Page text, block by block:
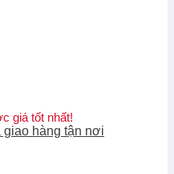
giá tốt nhất!
giao hàng tận nơi